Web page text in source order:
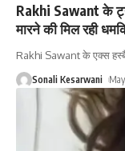
Rakhi Sawant के
मारने की मिल रही
Rakhi Sawant के एक्स
Sonali Kesarwani